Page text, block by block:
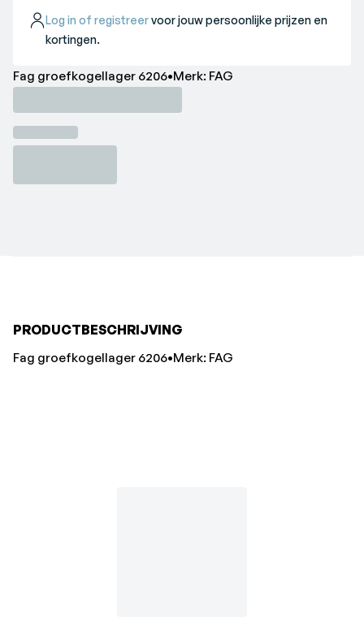
Log in of registreervoor jouw persoonlijke prijzen en
kortingen.
Fag groefkogellager 6206•Merk: FAG
PRODUCTBESCHRIJVING
Fag groefkogellager 6206•Merk: FAG